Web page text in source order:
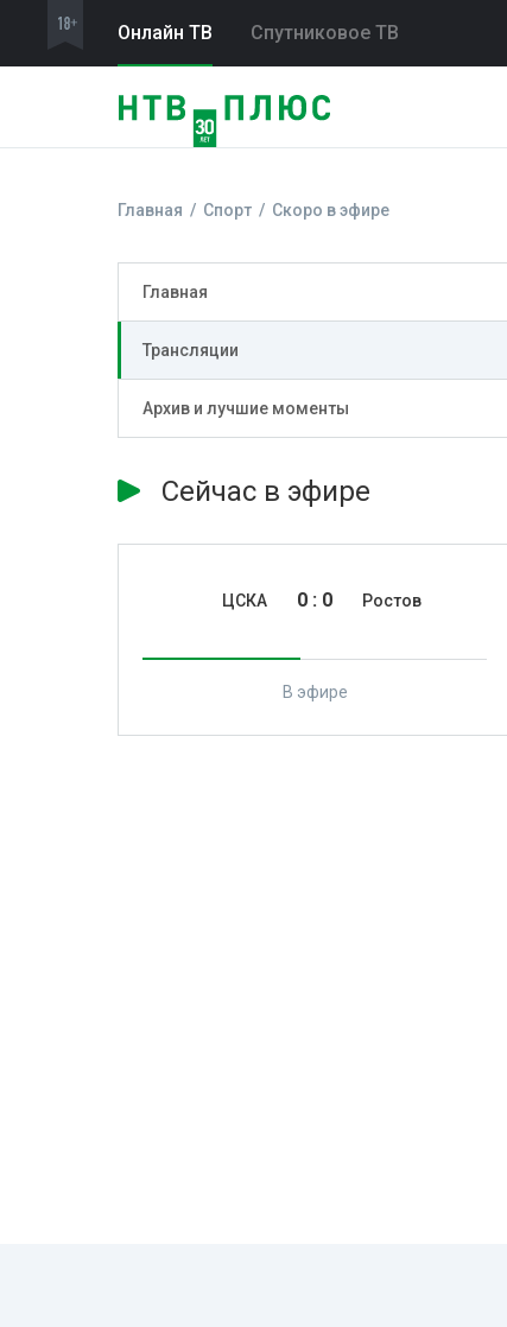
Онлайн ТВ Спутниковое ТВ
Главная Спорт Скоро в эфире
Главная
Трансляции
Архив и лучшие моменты
Сейчас в эфире
ЦСКА Ростов
0 : 0
В эфире